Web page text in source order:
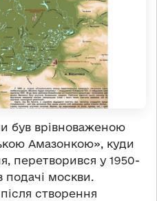
був врівноваженою
Амазонкою», куди
перетворився у 1950-
подачі москви.
створення